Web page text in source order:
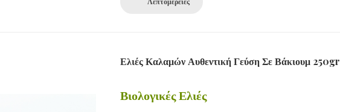
Ελιές Καλαμών Αυθεντική Γεύση Σε Βάκιουμ 250gr
Βιολογικές Ελιές